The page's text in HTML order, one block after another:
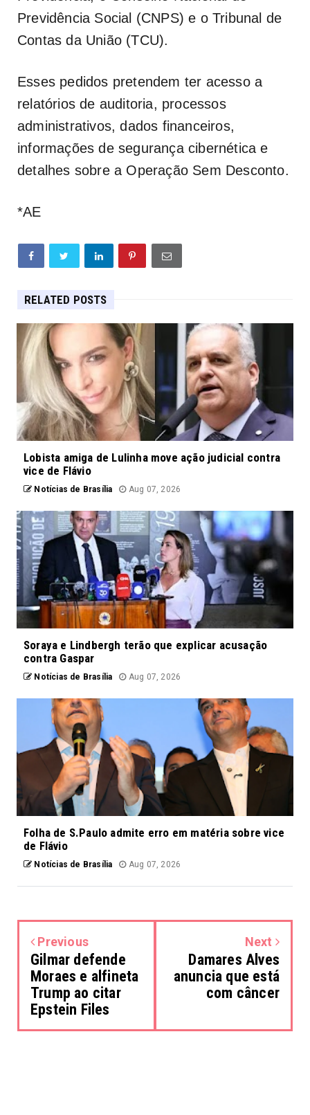
Previdência Social (CNPS) e o Tribunal de
Contas da União (TCU).
Esses pedidos pretendem ter acesso a
relatórios de auditoria, processos
administrativos, dados financeiros,
informações de segurança cibernética e
detalhes sobre a Operação Sem Desconto.
*AE
RELATED POSTS
Lobista amiga de Lulinha move ação judicial contra
vice de Flávio
Notícias de Brasília Aug 07, 2026
Soraya e Lindbergh terão que explicar acusação
contra Gaspar
Notícias de Brasília Aug 07, 2026
Folha de S.Paulo admite erro em matéria sobre vice
de Flávio
Notícias de Brasília Aug 07, 2026
Previous
Gilmar defende
Moraes e alfineta
Trump ao citar
Epstein Files
Next
Damares Alves
anuncia que está
com câncer